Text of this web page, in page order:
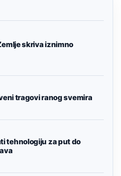
skriva iznimno
tragovi ranog svemira
tehnologiju za put do